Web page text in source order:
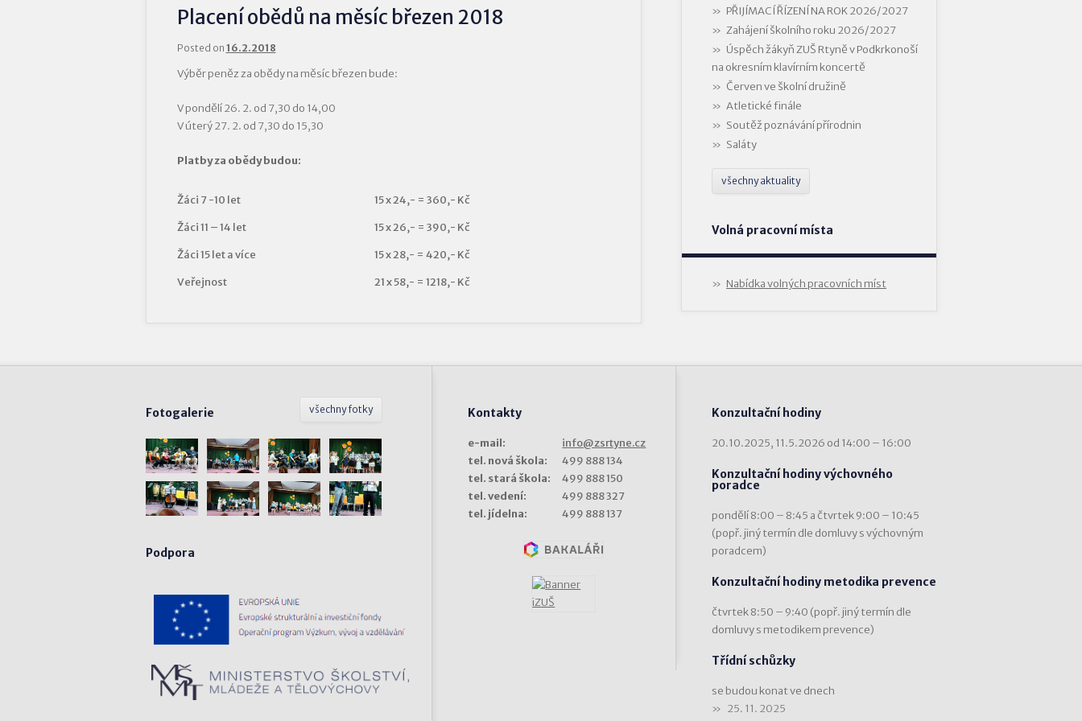
Placení obědů na měsíc březen 2018
Posted on 16.2.2018
Výběr peněz za obědy na měsíc březen bude:
V pondělí 26. 2. od 7,30 do 14,00
V úterý 27. 2. od 7,30 do 15,30
Platby za obědy budou:
Žáci 7 -10 let
15 x 24,- = 360,- Kč
Žáci 11 – 14 let
15 x 26,- = 390,- Kč
Žáci 15 let a více
15 x 28,- = 420,- Kč
Veřejnost
21 x 58,- = 1218,- Kč
PŘIJÍMACÍ ŘÍZENÍ NA ROK 2026/2027
Zahájení školního roku 2026/2027
Úspěch žákyň ZUŠ Rtyně v Podkrkonoší
na okresním klavírním koncertě
Červen ve školní družině
Atletické finále
Soutěž poznávání přírodnin
Saláty
všechny aktuality
Volná pracovní místa
Nabídka volných pracovních míst
všechny fotky
Fotogalerie
Podpora
Kontakty
e-mail:
info@zsrtyne.cz
tel. nová škola:
499 888 134
tel. stará škola:
499 888 150
tel. vedení:
499 888 327
tel. jídelna:
499 888 137
Konzultační hodiny
20.10.2025, 11.5.2026 od 14:00 – 16:00
Konzultační hodiny výchovného
poradce
pondělí 8:00 – 8:45 a čtvrtek 9:00 – 10:45
(popř. jiný termín dle domluvy s výchovným
poradcem)
Konzultační hodiny metodika prevence
čtvrtek 8:50 – 9:40 (popř. jiný termín dle
domluvy s metodikem prevence)
Třídní schůzky
se budou konat ve dnech
25. 11. 2025